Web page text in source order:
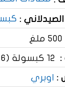
:
500 ملغ
:
12 كبسولة (6 كبسولة x 2 ظرف)
:
اوبري